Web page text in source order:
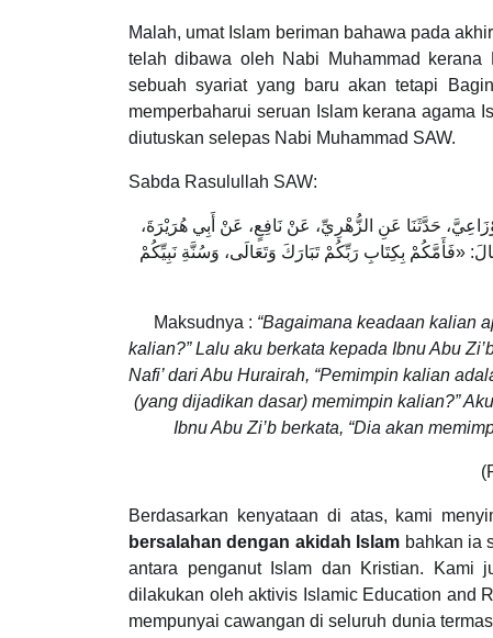
Malah, umat Islam beriman bahawa pada
telah dibawa oleh Nabi Muhammad
sebuah syariat yang baru akan tetapi
memperbaharui seruan Islam kerana agama
diutuskan selepas Nabi Muhammad SAW.
Sabda Rasulullah SAW:
حَدَّثَنَا عَنِ الزُّهْرِيِّ، عَنْ نَافِعٍ، عَنْ أَبِي هُرَيْرَةَ،
«فَأَمَّكُمْ بِكِتَابِ رَبِّكُمْ تَبَارَكَ وَتَعَالَى، وَسُنَّةِ نَبِيِّكُمْ
Maksudnya : “Bagaimana keadaan kalian
kalian?” Lalu aku berkata kepada Ibnu Abu
Nafi’ dari Abu Hurairah, “Pemimpin kalian
(yang dijadikan dasar) memimpin kalian?”
Ibnu Abu Zi’b berkata, “Dia akan
Berdasarkan kenyataan di atas, kami
bersalahan dengan akidah Islam bahkan ia
antara penganut Islam dan Kristian. Kami
dilakukan oleh aktivis Islamic Education and
mempunyai cawangan di seluruh dunia